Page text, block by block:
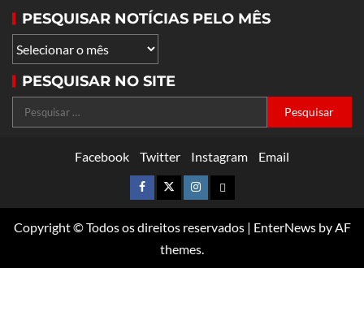
PESQUISAR NOTÍCIAS PELO MÊS
PESQUISAR NO SITE
Facebook Twitter Instagram Email
Copyright © Todos os direitos reservados | EnterNewsby AF
themes.